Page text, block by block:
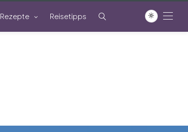
Rezepte Reisetipps